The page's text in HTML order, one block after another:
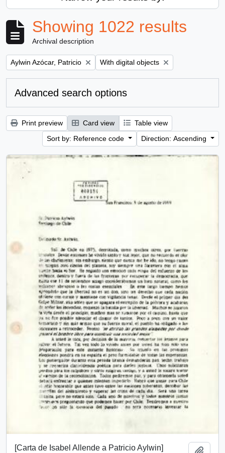
Showing 1022 results
Archival description
Remove filter:
Aylwin Azócar, Patricio Remove filter:
With digital objects
Advanced search options
Print preview Card view
Table view
Sort by: Reference code
Direction: Ascending
[Carta de Isabel Allende a Patricio Aylwin]